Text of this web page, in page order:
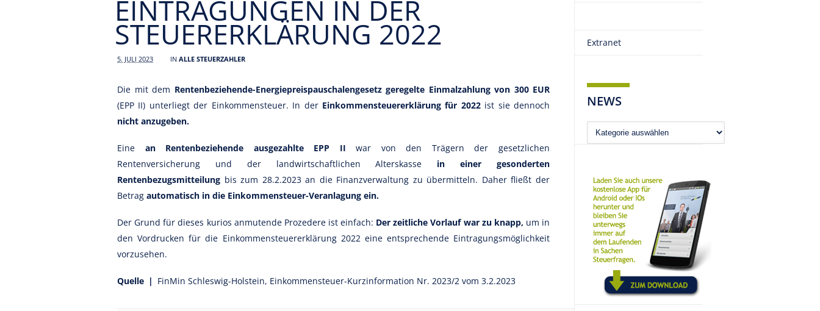
EINTRAGUNGEN IN DER
STEUERERKLÄRUNG 2022
5. JULI 2023 IN ALLE STEUERZAHLER
Die mit dem Rentenbeziehende-Energiepreispauschalengesetz geregelte Einmalzahlung von 300 EUR
(EPP II) unterliegt der Einkommensteuer. In der Einkommensteuererklärung für 2022 ist sie dennoch
nicht anzugeben.
Eine an Rentenbeziehende ausgezahlte EPP II war von den Trägern der gesetzlichen
Rentenversicherung und der landwirtschaftlichen Alterskasse in einer gesonderten
Rentenbezugsmitteilung bis zum 28.2.2023 an die Finanzverwaltung zu übermitteln. Daher fließt der
Betrag automatisch in die Einkommensteuer-Veranlagung ein.
Der Grund für dieses kurios anmutende Prozedere ist einfach: Der zeitliche Vorlauf war zu knapp, um in
den Vordrucken für die Einkommensteuererklärung 2022 eine entsprechende Eintragungsmöglichkeit
vorzusehen.
Quelle | FinMin Schleswig-Holstein, Einkommensteuer-Kurzinformation Nr. 2023/2 vom 3.2.2023
Extranet
NEWS
News